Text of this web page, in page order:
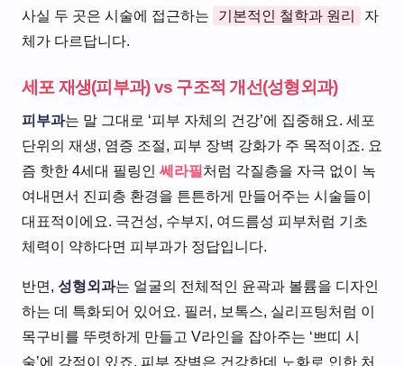
사실 두 곳은 시술에 접근하는
기본적인 철학과 원리
자
체가 다르답니다.
세포 재생(피부과) vs 구조적 개선(성형외과)
피부과는 말 그대로 ‘피부 자체의 건강’에 집중해요. 세포
단위의 재생, 염증 조절, 피부 장벽 강화가 주 목적이죠. 요
즘 핫한 4세대 필링인 쎄라필 처럼 각질층을 자극 없이 녹
여내면서 진피층 환경을 튼튼하게 만들어주는 시술들이
대표적이에요. 극건성, 수부지, 여드름성 피부처럼 기초
체력이 약하다면 피부과가 정답입니다.
반면, 성형외과는 얼굴의 전체적인 윤곽과 볼륨을 디자인
하는 데 특화되어 있어요. 필러, 보톡스, 실리프팅처럼 이
목구비를 뚜렷하게 만들고 V라인을 잡아주는 ‘쁘띠 시
술’에 강점이 있죠. 피부 장벽은 건강한데 노화로 인한 처